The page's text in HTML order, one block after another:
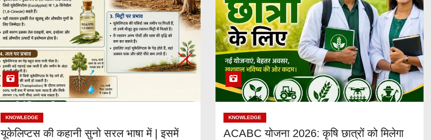
KNOWLEDGE
यूकेलिप्टस की कहानी सुनो सरल भाषा में | इसमें
KNOWLEDGE
ACABC योजना 2026: कृषि छात्रों को मिलेगा